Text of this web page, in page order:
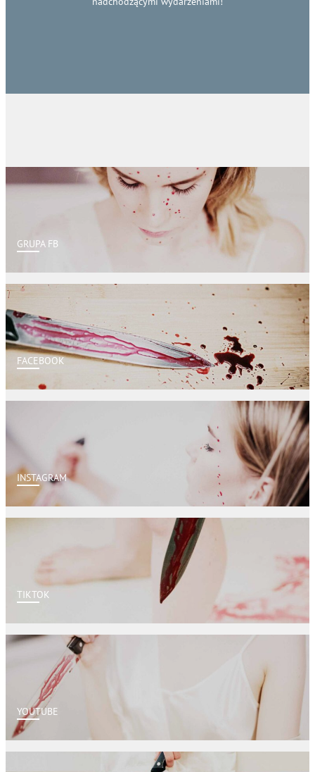
GRUPA FB
FACEBOOK
INSTAGRAM
TIKTOK
YOUTUBE